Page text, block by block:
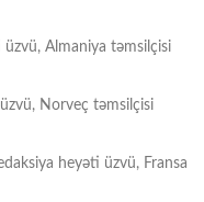
üzvü, Almaniya təmsilçisi
Norveç təmsilçisi
heyəti üzvü, Fransa